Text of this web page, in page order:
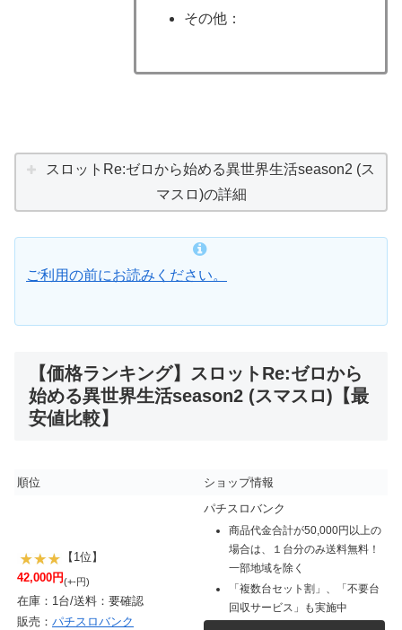
その他：
スロットRe:ゼロから始める異世界生活season2 (ス
マスロ)の詳細
ご利用の前にお読みください。
【価格ランキング】スロットRe:ゼロから
始める異世界生活season2 (スマスロ)【最
安値比較】
順位 ショップ情報
【1位】
42,000円(+-円)
在庫：1台/送料：要確認
販売： パチスロバンク
パチスロバンク
商品代金合計が50,000円以上の
場合は、１台分のみ送料無料！
一部地域を除く
「複数台セット割」、「不要台
回収サービス」も実施中